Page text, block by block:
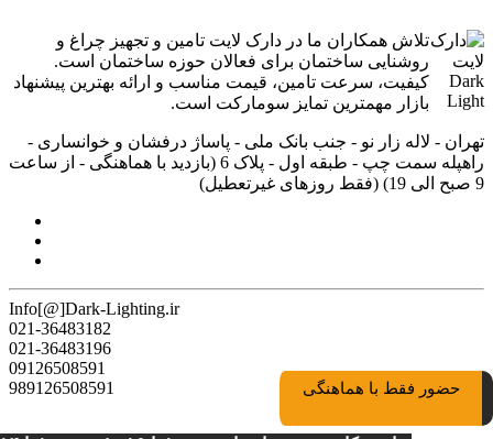
تلاش همکاران ما در دارک لایت تامین و تجهیز چراغ و
روشنایی ساختمان برای فعالان حوزه ساختمان است.
کیفیت، سرعت تامین، قیمت مناسب و ارائه بهترین پیشنهاد
بازار مهمترین تمایز سومارکت است.
تهران - لاله زار نو - جنب بانک ملی - پاساژ درفشان و خوانساری -
راه‎پله سمت چپ - طبقه اول - پلاک 6 (بازدید با هماهنگی - از ساعت
9 صبح الی 19) (فقط روزهای غیرتعطیل)
Info[@]Dark-Lighting.ir
021-36483182
021-36483196
09126508591
989126508591
حضور فقط با هماهنگی